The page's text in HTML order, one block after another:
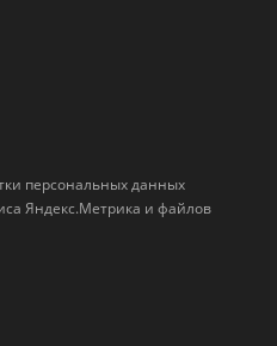
персональных данных
Яндекс.Метрика и файлов